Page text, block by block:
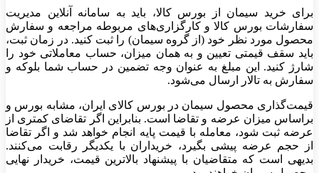
برای خرید سیمان از بورس کالا، باید به سامانه آنلاین مدیریت
سفارشات بورس کالا و کارگزاری‌های مربوطه مراجعه و سفارش
محصول مورد نظر خود (از گروه سیمان) را ثبت کنید. در زمان ثبت،
باید سقف قیمتی تعیین و به همان میزان، حساب معاملاتی خود را
شارژ کنید. این مبلغ به عنوان وجه تضمین در حساب شما بلوکه و
سفارش به تالار ارسال می‌شود.
قیمت‌گذاری محصول سیمان در بورس کالای ایران، مشابه بورس و
براساس میزان عرضه و تقاضا است. بنابراین اگر تقاضای کمتری از
عرضه ثبت شود، معامله با قیمت پایه انجام خواهد شد و اگر تقاضا
از حجم عرضه پیشی بگیرد، خریداران با یکدیگر رقابت می‌کنند.
بدیهی است که متقاضیان با پیشنهاد بالاترین قیمت، خریدار نهایی